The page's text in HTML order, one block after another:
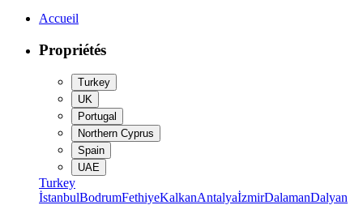
Accueil
Propriétés
Turkey
UK
Portugal
Northern Cyprus
Spain
UAE
Turkey
İstanbulBodrumFethiyeKalkanAntalyaİzmirDalamanDalyan